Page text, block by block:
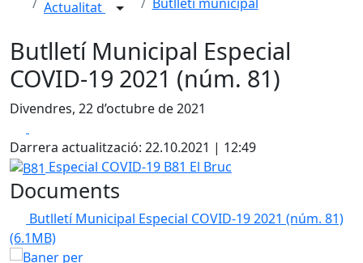
Actualitat
Butlletí Municipal Especial
COVID-19 2021 (núm. 81)
Divendres, 22 d’octubre de 2021
Darrera actualització: 22.10.2021 | 12:49
B81
Especial COVID-19 B81 El Bruc
Documents
Butlletí Municipal Especial COVID-19 2021 (núm. 81)
(6.1MB)